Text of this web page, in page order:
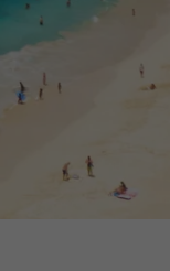
facilidade na
dispor o nosso call